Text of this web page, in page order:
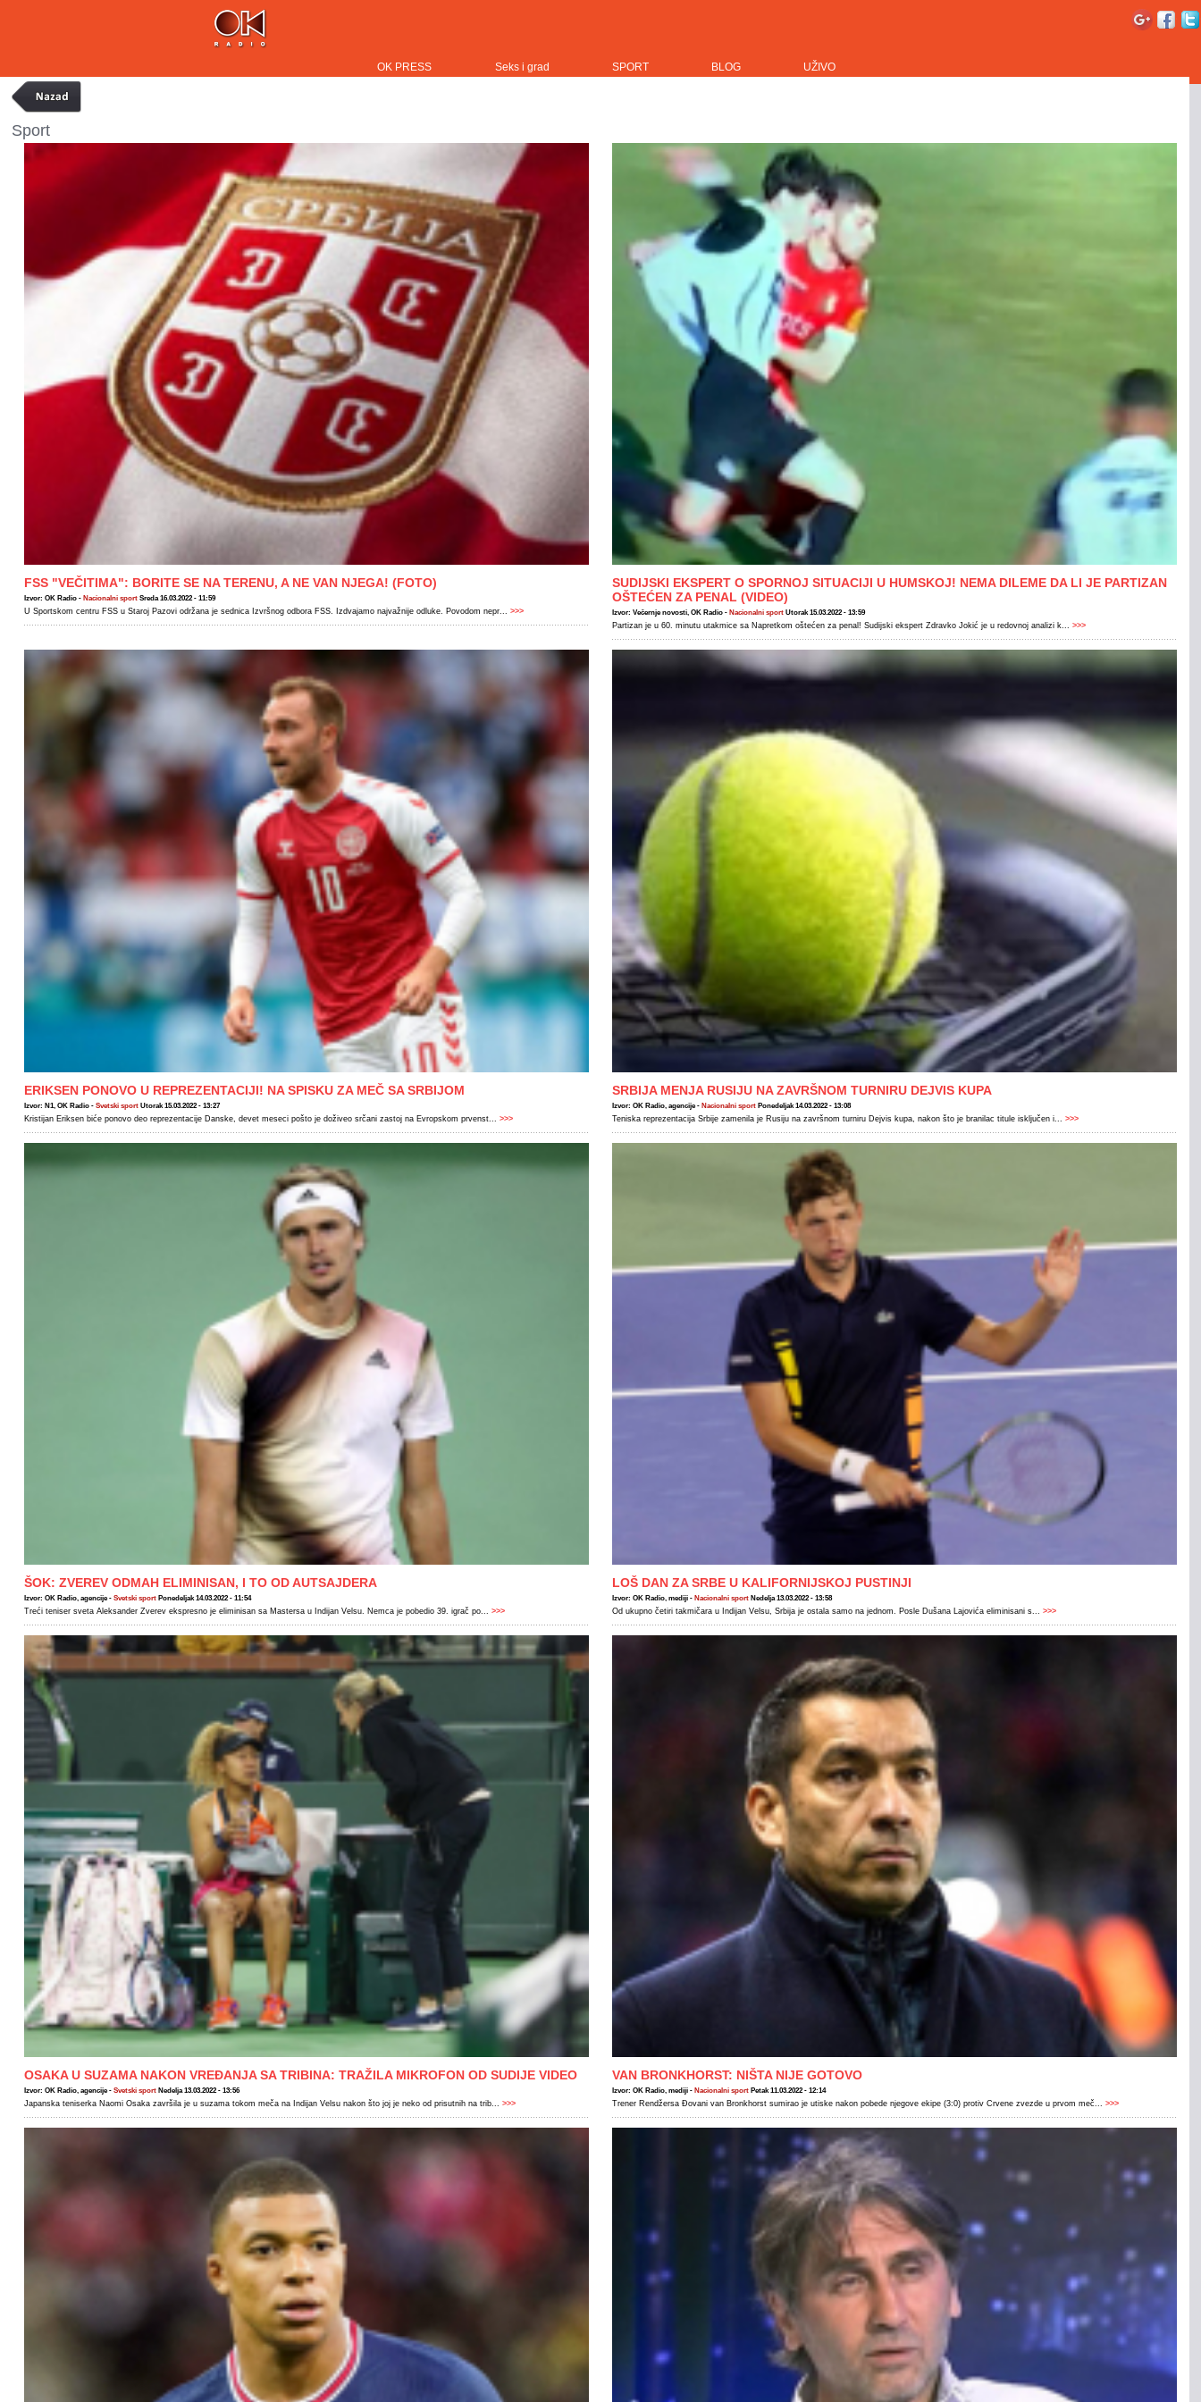
OK PRESS Seks i grad SPORT BLOG UŽIVO
Sport
FSS "VEČITIMA": BORITE SE NA TERENU, A NE VAN NJEGA! (FOTO)
Izvor: OK Radio - Nacionalni sport Sreda 16.03.2022 - 11:59
U Sportskom centru FSS u Staroj Pazovi održana je sednica Izvršnog odbora FSS. Izdvajamo najvažnije odluke. Povodom nepr... >>>
SUDIJSKI EKSPERT O SPORNOJ SITUACIJI U HUMSKOJ! NEMA DILEME DA LI JE PARTIZAN
OŠTEĆEN ZA PENAL (VIDEO)
Izvor: Večernje novosti, OK Radio - Nacionalni sport Utorak 15.03.2022 - 13:59
Partizan je u 60. minutu utakmice sa Napretkom oštećen za penal! Sudijski ekspert Zdravko Jokić je u redovnoj analizi k... >>>
ERIKSEN PONOVO U REPREZENTACIJI! NA SPISKU ZA MEČ SA SRBIJOM
Izvor: N1, OK Radio - Svetski sport Utorak 15.03.2022 - 13:27
Kristijan Eriksen biće ponovo deo reprezentacije Danske, devet meseci pošto je doživeo srčani zastoj na Evropskom prvenst... >>>
SRBIJA MENJA RUSIJU NA ZAVRŠNOM TURNIRU DEJVIS KUPA
Izvor: OK Radio, agencije -Nacionalni sport Ponedeljak 14.03.2022 - 13:08
Teniska reprezentacija Srbije zamenila je Rusiju na završnom turniru Dejvis kupa, nakon što je branilac titule isključen i... >>>
ŠOK: ZVEREV ODMAH ELIMINISAN, I TO OD AUTSAJDERA
Izvor: OK Radio, agencije - Svetski sport Ponedeljak 14.03.2022 - 11:54
Treći teniser sveta Aleksander Zverev ekspresno je eliminisan sa Mastersa u Indijan Velsu. Nemca je pobedio 39. igrač po... >>>
LOŠ DAN ZA SRBE U KALIFORNIJSKOJ PUSTINJI
Izvor: OK Radio, mediji - Nacionalni sport Nedelja 13.03.2022 - 13:58
Od ukupno četiri takmičara u Indijan Velsu, Srbija je ostala samo na jednom. Posle Dušana Lajovića eliminisani s... >>>
OSAKA U SUZAMA NAKON VREĐANJA SA TRIBINA: TRAŽILA MIKROFON OD SUDIJE VIDEO
Izvor: OK Radio, agencije - Svetski sport Nedelja 13.03.2022 - 13:56
Japanska teniserka Naomi Osaka završila je u suzama tokom meča na Indijan Velsu nakon što joj je neko od prisutnih na trib... >>>
VAN BRONKHORST: NIŠTA NIJE GOTOVO
Izvor: OK Radio, mediji - Nacionalni sport Petak 11.03.2022 - 12:14
Trener Rendžersa Đovani van Bronkhorst sumirao je utiske nakon pobede njegove ekipe (3:0) protiv Crvene zvezde u prvom meč... >>>